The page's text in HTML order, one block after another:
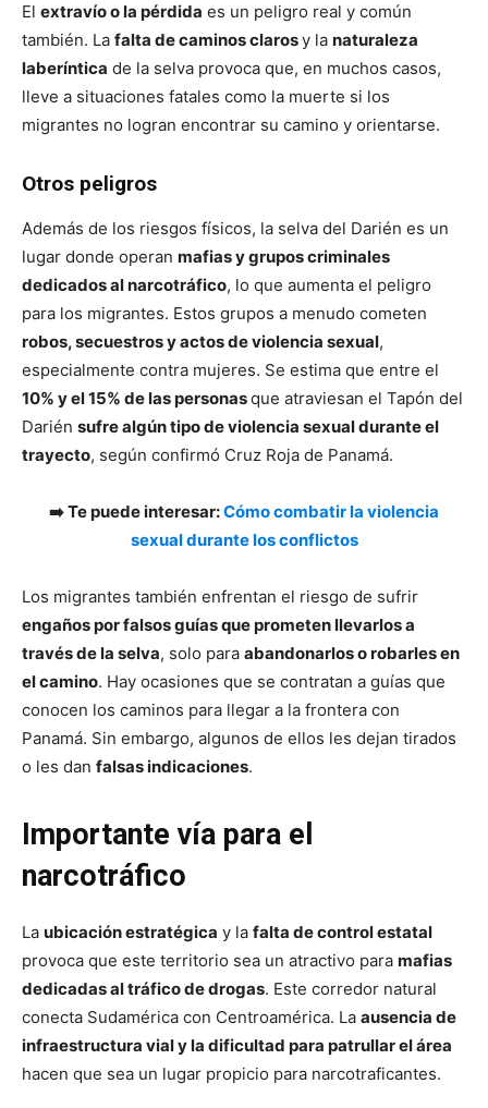
El extravío o la pérdida es un peligro real y común
también. La falta de caminos clarosy la naturaleza
laberíntica de la selva provoca que, en muchos casos,
lleve a situaciones fatales como la muerte si los
migrantes no logran encontrar su camino y orientarse.
Otros peligros
Además de los riesgos físicos, la selva del Darién es un
lugar donde operan mafias y grupos criminales
dedicados al narcotráfico, lo que aumenta el peligro
para los migrantes. Estos grupos a menudo cometen
robos, secuestros y actos de violencia sexual,
especialmente contra mujeres. Se estima que entre el
10% y el 15% de las personasque atraviesan el Tapón del
Darién sufre algún tipo de violencia sexual durante el
trayecto, según confirmó Cruz Roja de Panamá.
➡️ Te puede interesar:Cómo combatir la violencia
sexual durante los conflictos
Los migrantes también enfrentan el riesgo de sufrir
engaños por falsos guías que prometen llevarlos a
través de la selva, solo para abandonarlos o robarles en
el camino. Hay ocasiones que se contratan a guías que
conocen los caminos para llegar a la frontera con
Panamá. Sin embargo, algunos de ellos les dejan tirados
o les dan falsas indicaciones.
Importante vía para el
narcotráfico
La ubicación estratégica y la falta de control estatal
provoca que este territorio sea un atractivo para mafias
dedicadas al tráfico de drogas. Este corredor natural
conecta Sudamérica con Centroamérica. La ausencia de
infraestructura vial y la dificultad para patrullar el área
hacen que sea un lugar propicio para narcotraficantes.